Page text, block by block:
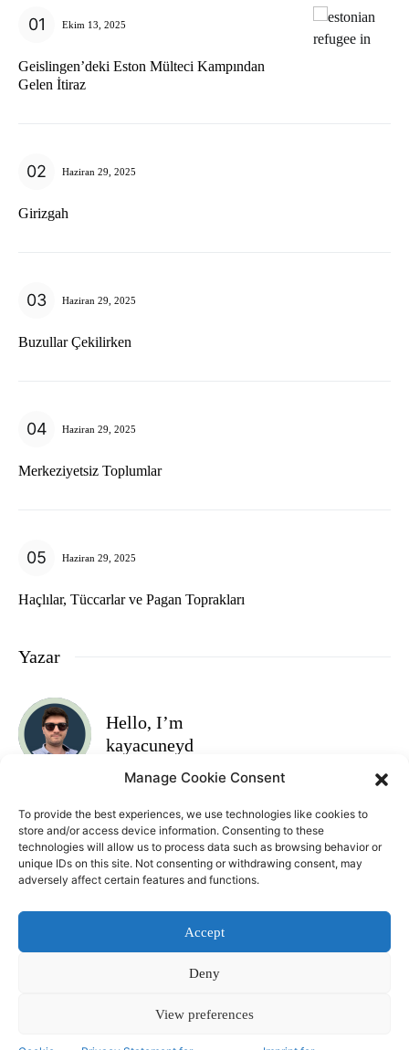
Manage Cookie Consent
To provide the best experiences, we use technologies like cookies to
store and/or access device information. Consenting to these
technologies will allow us to process data such as browsing behavior or
unique IDs on this site. Not consenting or withdrawing consent, may
adversely affect certain features and functions.
Accept
Deny
View preferences
Ekim 13, 2025
Geislingen’deki Eston Mülteci Kampından
Gelen İtiraz
Haziran 29, 2025
Girizgah
Haziran 29, 2025
Buzullar Çekilirken
Haziran 29, 2025
Merkeziyetsiz Toplumlar
Haziran 29, 2025
Haçlılar, Tüccarlar ve Pagan Toprakları
Yazar
Hello, I’m
kayacuneyd
Cüneyt Kaya
BALTIK POSTASI